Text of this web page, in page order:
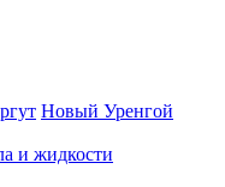
Новый Уренгой
и жидкости